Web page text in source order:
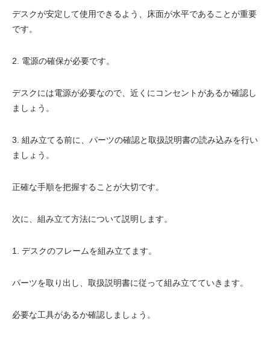
デスクが安定して使用できるよう、床面が水平であることが重要
です。
2. 電源の確保が必要です。
デスクには電源が必要なので、近くにコンセントがあるか確認し
ましょう。
3. 組み立てる前に、パーツの確認と取扱説明書の読み込みを行い
ましょう。
正確な手順を把握することが大切です。
次に、組み立て方法について説明します。
1. デスクのフレームを組み立てます。
パーツを取り出し、取扱説明書に従って組み立てていきます。
必要な工具があるか確認しましょう。